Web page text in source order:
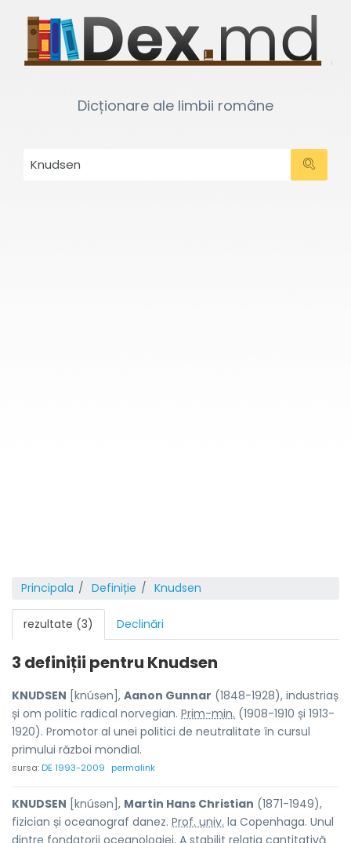
Dicționare ale limbii române
Principala Definiție Knudsen
rezultate (3) Declinări
3 definiții pentru Knudsen
KNUDSEN [knúsən], Aanon Gunnar (1848-1928), industriaș
și om politic radical norvegian. Prim-min. (1908-1910 și 1913-
1920). Promotor al unei politici de neutralitate în cursul
primului război mondial.
sursa:DE 1993-2009 permalink
KNUDSEN [knúsən], Martin Hans Christian (1871-1949),
fizician și oceanograf danez. Prof. univ. la Copenhaga. Unul
dintre fondatorii oceanologiei, A stabilit relația cantitativă